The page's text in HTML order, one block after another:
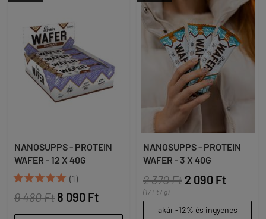
NANOSUPPS - PROTEIN
WAFER - 12 X 40G
 (1)
9 480 Ft 8 090 Ft
NANOSUPPS - PROTEIN
WAFER - 3 X 40G
2 370 Ft 2 090 Ft
(17 Ft / g)
akár -12% és ingyenes